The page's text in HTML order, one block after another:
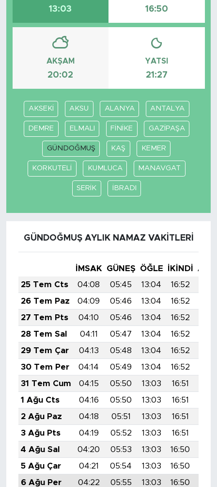
13:03 16:50
AKŞAM
20:02
YATSI
21:27
AKSEKİ AKSU ALANYA ANTALYA
DEMRE ELMALI FİNİKE GAZİPAŞA
GÜNDOĞMUŞ KAŞ KEMER
KORKUTELİ KUMLUCA MANAVGAT
SERİK İBRADI
GÜNDOĞMUŞ AYLIK NAMAZ VAKITLERI
İMSAK GÜNEŞ ÖĞLE İKINDI
25 Tem Cts
04:08 05:45 13:04 16:52
26 Tem Paz
04:09 05:46 13:04 16:52
27 Tem Pts
04:10 05:46 13:04 16:52
28 Tem Sal
04:11 05:47 13:04 16:52
29 Tem Çar
04:13 05:48 13:04 16:52
30 Tem Per
04:14 05:49 13:04 16:52
31 Tem Cum
04:15 05:50 13:03 16:51
1 Ağu Cts
04:16 05:50 13:03 16:51
2 Ağu Paz
04:18 05:51 13:03 16:51
3 Ağu Pts
04:19 05:52 13:03 16:51
4 Ağu Sal
04:20 05:53 13:03 16:50
5 Ağu Çar
04:21 05:54 13:03 16:50
6 Ağu Per
04:22 05:55 13:03 16:50